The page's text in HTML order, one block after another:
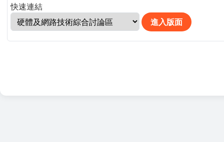
快速連結